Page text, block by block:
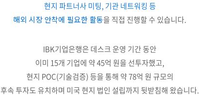
현지 파트너사 미팅, 기관 네트워킹 등
해외 시장 안착에 필요한 활동을 직접 진행할 수 있습니다.
IBK기업은행은 데스크 운영 기간 동안
이미 15개 기업에 약 45억 원을 선투자했고,
현지 POC(기술검증) 등을 통해 약 78억 원 규모의
후속 투자도 유치하며 미국 현지 법인 설립까지 뒷받침해 왔습니다.